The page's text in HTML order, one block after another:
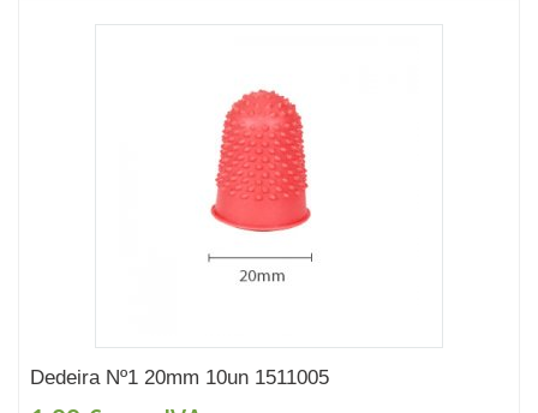
Dedeira Nº1 20mm 10un 1511005